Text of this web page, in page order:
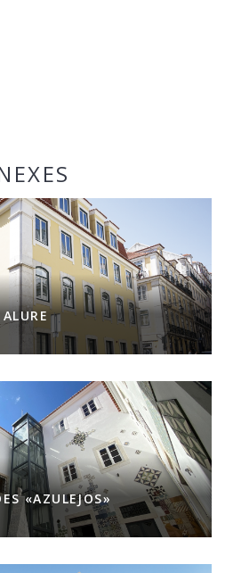
ALURE
«AZULEJOS»